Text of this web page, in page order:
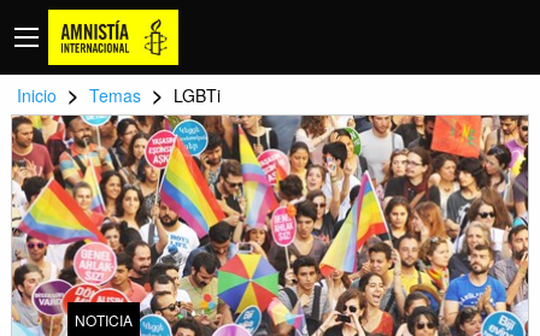
Inicio > Temas > LGBTi
NOTICIA